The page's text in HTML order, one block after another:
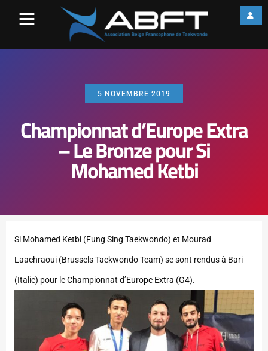
5 NOVEMBRE 2019
Championnat d’Europe Extra
– Le Bronze pour Si
Mohamed Ketbi
Si Mohamed Ketbi (Fung Sing Taekwondo) et Mourad
Laachraoui (Brussels Taekwondo Team) se sont rendus à Bari
(Italie) pour le Championnat d’Europe Extra (G4).